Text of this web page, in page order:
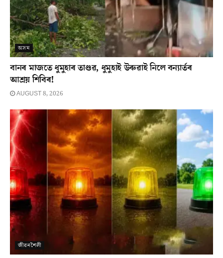
অসম
বানৰ মাজতে ধুমুহাৰ তাণ্ডৱ, ধুমুহাই উৰুৱাই নিলে বন্যাৰ্তৰ
আশ্ৰয় শিবিৰ!
AUGUST 8, 2026
জীৱনশৈলী